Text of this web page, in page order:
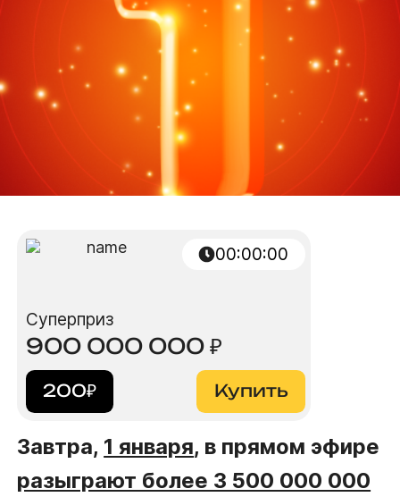
00:00:00
Суперприз
900 000 000₽
200₽ Купить
Завтра, 1 января, в прямом эфире
разыграют более 3 500 000 000